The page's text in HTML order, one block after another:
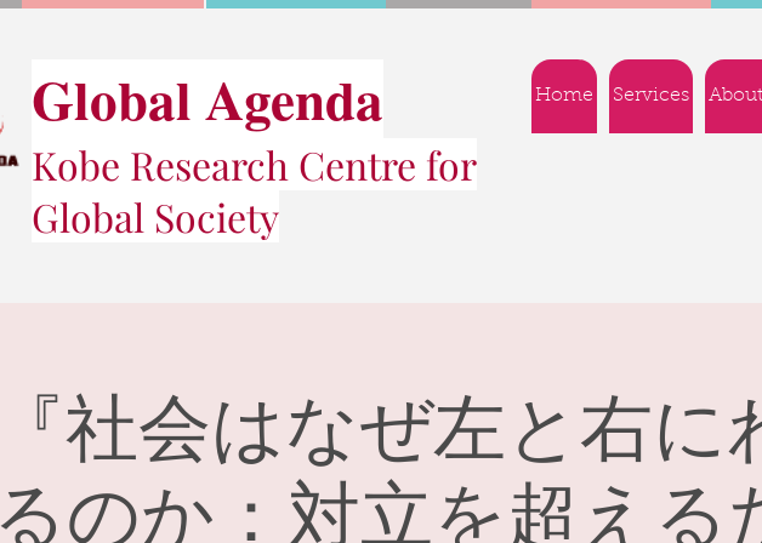
Global Agenda
Kobe Research Centre for
Global Society
Home Services
『社会はなぜ左と右に
るのか：対立を超える